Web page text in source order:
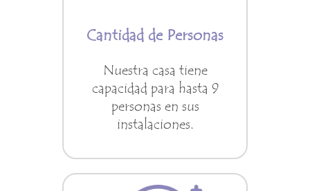
Cantidad de Personas
Nuestra casa tiene
capacidad para hasta 9
personas en sus
instalaciones.